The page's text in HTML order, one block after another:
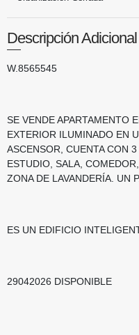
Descripción Adicional
W.8565545
SE VENDE APARTAMENTO
EXTERIOR ILUMINADO EN
ASCENSOR, CUENTA CON
ESTUDIO, SALA,
ZONA DE LAVANDERÍA. UN
ES UN EDIFICIO
29042026 DISPONIBLE